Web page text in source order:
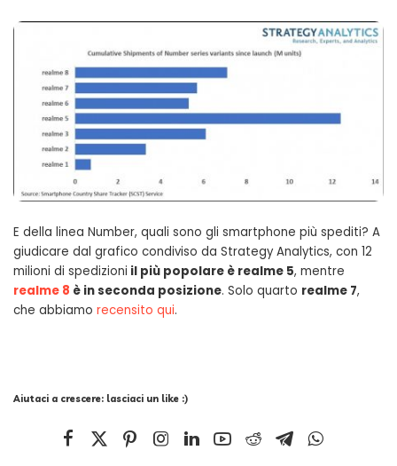
E della linea Number, quali sono gli smartphone più spediti? A
giudicare dal grafico condiviso da Strategy Analytics, con 12
milioni di spedizioni il più popolare è realme 5, mentre
realme 8 è in seconda posizione. Solo quarto realme 7,
che abbiamo recensito qui.
Aiutaci a crescere: lasciaci un like :)